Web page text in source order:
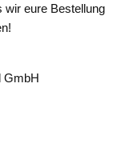
wir eure Bestellung
GmbH